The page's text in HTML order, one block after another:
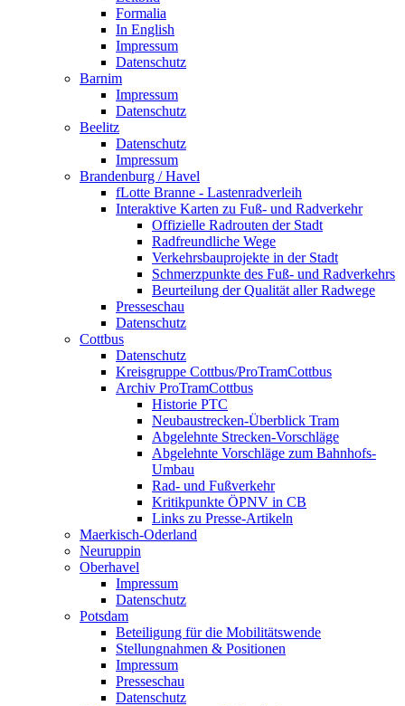
Formalia
In English
Impressum
Datenschutz
Barnim
Impressum
Datenschutz
Beelitz
Datenschutz
Impressum
Brandenburg / Havel
fLotte Branne - Lastenradverleih
Interaktive Karten zu Fuß- und Radverkehr
Offizielle Radrouten der Stadt
Radfreundliche Wege
Verkehrsbauprojekte in der Stadt
Schmerzpunkte des Fuß- und Radverkehrs
Beurteilung der Qualität aller Radwege
Presseschau
Datenschutz
Cottbus
Datenschutz
Kreisgruppe Cottbus/ProTramCottbus
Archiv ProTramCottbus
Historie PTC
Neubaustrecken-Überblick Tram
Abgelehnte Strecken-Vorschläge
Abgelehnte Vorschläge zum Bahnhofs-
Umbau
Rad- und Fußverkehr
Kritikpunkte ÖPNV in CB
Links zu Presse-Artikeln
Maerkisch-Oderland
Neuruppin
Oberhavel
Impressum
Datenschutz
Potsdam
Beteiligung für die Mobilitätswende
Stellungnahmen & Positionen
Impressum
Presseschau
Datenschutz